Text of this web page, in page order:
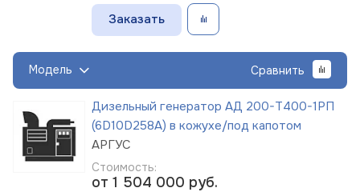
Заказать
Модель Сравнить
Дизельный генератор АД 200-Т400-1РП
(6D10D258A) в кожухе/под капотом
АРГУС
Стоимость:
от 1 504 000 руб.